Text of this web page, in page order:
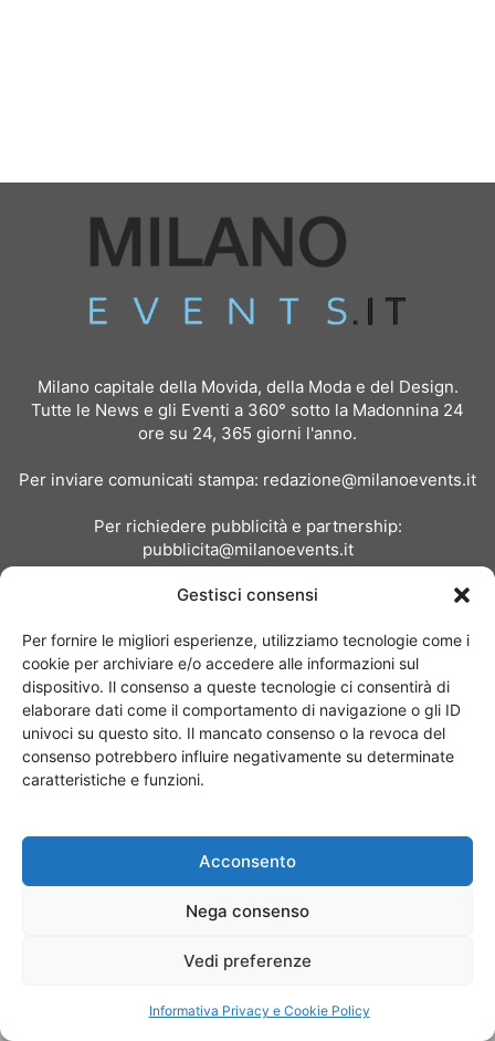
Gestisci consensi
Per fornire le migliori esperienze, utilizziamo tecnologie come i
cookie per archiviare e/o accedere alle informazioni sul
dispositivo. Il consenso a queste tecnologie ci consentirà di
elaborare dati come il comportamento di navigazione o gli ID
univoci su questo sito. Il mancato consenso o la revoca del
consenso potrebbero influire negativamente su determinate
caratteristiche e funzioni.
Acconsento
Nega consenso
Vedi preferenze
Informativa Privacy e Cookie Policy
Milano capitale della Movida, della Moda e del Design.
Tutte le News e gli Eventi a 360° sotto la Madonnina 24
ore su 24, 365 giorni l'anno.
Per inviare comunicati stampa: redazione@milanoevents.it
Per richiedere pubblicità e partnership:
pubblicita@milanoevents.it
Chi siamo I Nostri Clienti
© Copyright 2017 - MilanoEvents.it© managed by